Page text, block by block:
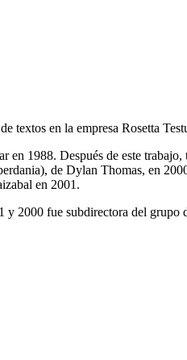
textos en la empresa Rosetta
1988. Después de este trabajo,
de Dylan Thomas, en
en 2001.
fue subdirectora del grupo